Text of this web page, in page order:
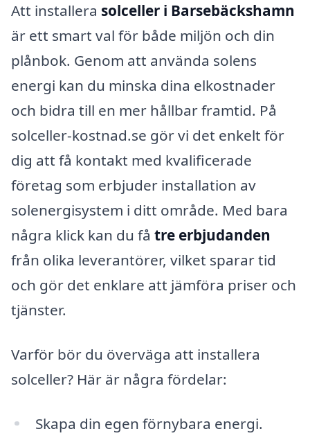
Att installera solceller i Barsebäckshamn
är ett smart val för både miljön och din
plånbok. Genom att använda solens
energi kan du minska dina elkostnader
och bidra till en mer hållbar framtid. På
solceller-kostnad.se gör vi det enkelt för
dig att få kontakt med kvalificerade
företag som erbjuder installation av
solenergisystem i ditt område. Med bara
några klick kan du få tre erbjudanden
från olika leverantörer, vilket sparar tid
och gör det enklare att jämföra priser och
tjänster.
Varför bör du överväga att installera
solceller? Här är några fördelar:
Skapa din egen förnybara energi.